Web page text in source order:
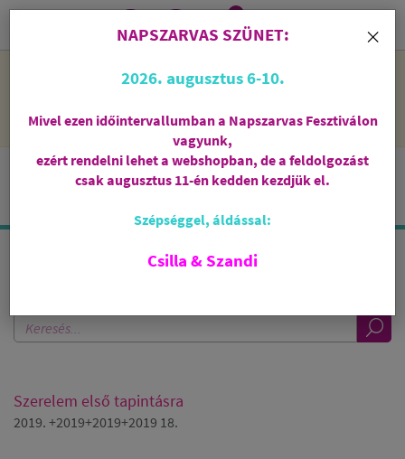
NAPSZARVAS SZÜNET: 2026. augusztus 6-10 - rendelni lehet
feldolgozni őket.
i
0
KERESÉS A BLOGBAN
Szerelem első tapintásra
2019. +2019+2019+2019 18.
×
NAPSZARVAS SZÜNET:
2026. augusztus 6-10.
Mivel ezen időintervallumban a Napszarvas Fesztiválon
vagyunk,
ezért rendelni lehet a webshopban, de a feldolgozást
csak augusztus 11-én kedden kezdjük el.
Szépséggel, áldással:
Csilla & Szandi